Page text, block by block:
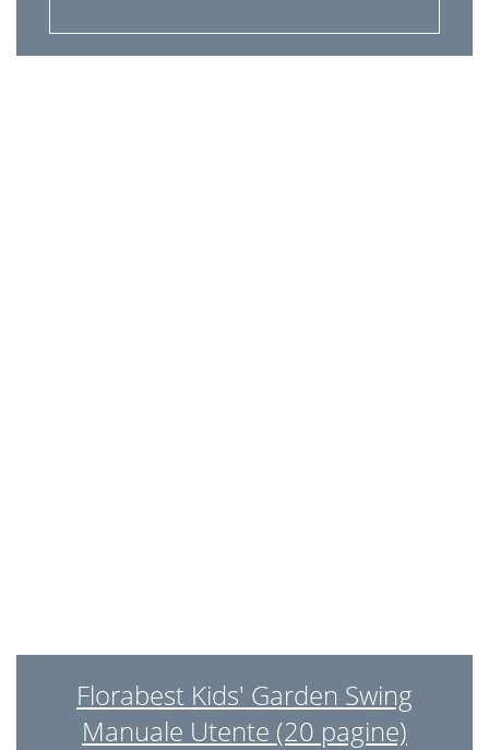
Florabest Kids' Garden Swing
Manuale Utente (20 pagine)